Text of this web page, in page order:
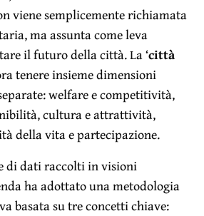
viene semplicemente richiamata
ma assunta come leva
il futuro della città. La ‘città
tenere insieme dimensioni
welfare e competitività,
cultura e attrattività,
della vita e partecipazione.
di dati raccolti in visioni
ha adottato una metodologia
basata su tre concetti chiave: